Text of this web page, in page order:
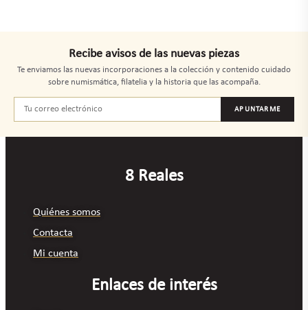
Recibe avisos de las nuevas piezas
Te enviamos las nuevas incorporaciones a la colección y contenido cuidado
sobre numismática, filatelia y la historia que las acompaña.
APUNTARME
8 Reales
Quiénes somos
Contacta
Mi cuenta
Enlaces de interés